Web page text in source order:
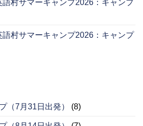
語村サマーキャンプ2026：キャンプ
語村サマーキャンプ2026：キャンプ
（7月31日出発） (8)